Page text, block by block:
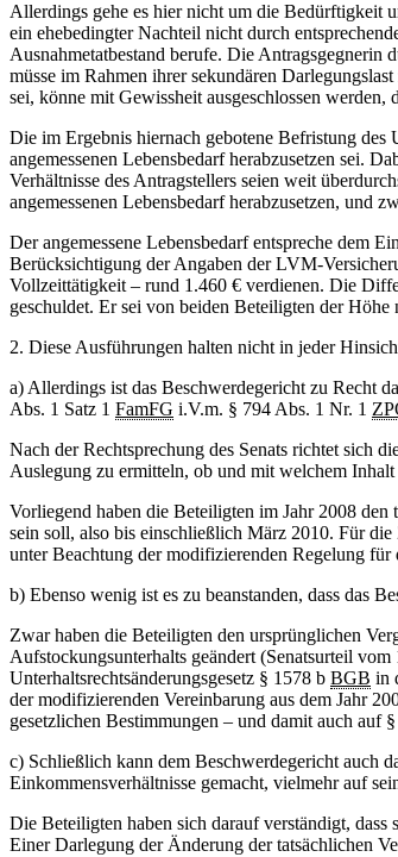
Allerdings gehe es hier nicht um die Bedürftigkeit
ein ehebedingter Nachteil nicht durch
Ausnahmetatbestand berufe. Die Antragsgegnerin
müsse im Rahmen ihrer sekundären
sei, könne mit Gewissheit ausgeschlossen
Die im Ergebnis hiernach gebotene Befristung
angemessenen Lebensbedarf herabzusetzen sei.
Verhältnisse des Antragstellers seien weit
angemessenen Lebensbedarf herabzusetzen, und
Der angemessene Lebensbedarf entspreche dem
Berücksichtigung der Angaben der LVM-
Vollzeittätigkeit – rund 1.460 € verdienen. Die
geschuldet. Er sei von beiden Beteiligten der
2. Diese Ausführungen halten nicht in jeder
a) Allerdings ist das Beschwerdegericht zu Recht
Abs. 1 Satz 1 FamFG i.V.m. § 794 Abs. 1 Nr. 1
Nach der Rechtsprechung des Senats richtet sich
Auslegung zu ermitteln, ob und mit welchem
Vorliegend haben die Beteiligten im Jahr 2008 den
sein soll, also bis einschließlich März 2010. Für
unter Beachtung der modifizierenden Regelung
b) Ebenso wenig ist es zu beanstanden, dass das
Zwar haben die Beteiligten den ursprünglichen
Aufstockungsunterhalts geändert (Senatsurteil
Unterhaltsrechtsänderungsgesetz § 1578 b BGB in
der modifizierenden Vereinbarung aus dem Jahr
gesetzlichen Bestimmungen – und damit auch auf
c) Schließlich kann dem Beschwerdegericht auch
Einkommensverhältnisse gemacht, vielmehr auf
Die Beteiligten haben sich darauf verständigt,
Einer Darlegung der Änderung der tatsächlichen